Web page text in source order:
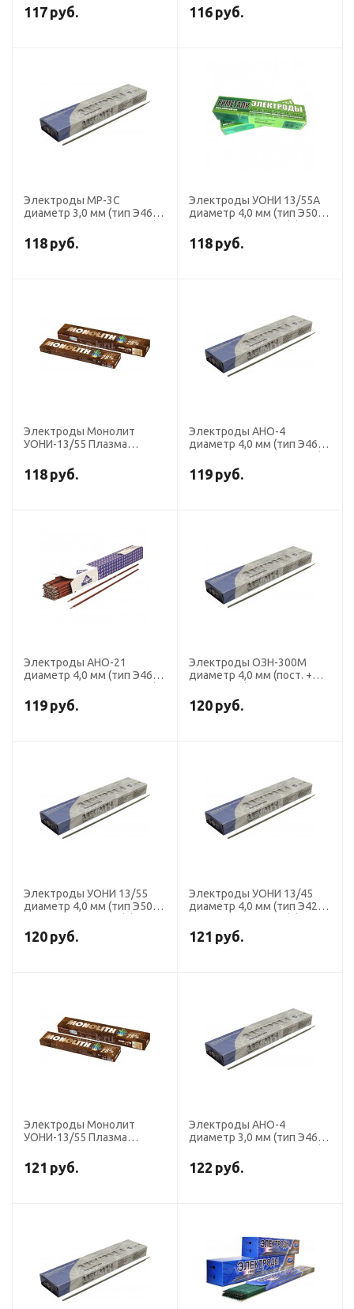
(пачка 1 кг, ЛЭЗ)
117 руб.
+ перем. ток, рутил-
целлюлоз), СпецЭлектрод
116 руб.
Электроды МР-3С
диаметр 3,0 мм (тип Э46,
(пачка 3 кг, Ротекс)
118 руб.
Электроды УОНИ 13/55А
диаметр 4,0 мм (тип Э50А,
5 кг, Риметалк)
118 руб.
Электроды Монолит
УОНИ-13/55 Плазма
кг (Э50А, пост.ток,
основной)
118 руб.
Электроды АНО-4
диаметр 4,0 мм (тип Э46,
(пачка 5 кг, Ротекс), для
ручной сварки
119 руб.
Электроды АНО-21
диаметр 4,0 мм (тип Э46,
(пачка 1 кг, ЛЭЗ), для
ручной сварки
119 руб.
Электроды ОЗН-300М
диаметр 4,0 мм (пост. +
(пачка 5 кг, Ротекс)
120 руб.
Электроды УОНИ 13/55
диаметр 4,0 мм (тип Э50А,
5 кг, Ротекс)
120 руб.
Электроды УОНИ 13/45
диаметр 4,0 мм (тип Э42А,
5 кг, Ротекс)
121 руб.
Электроды Монолит
УОНИ-13/55 Плазма
кг (Э50А, пост.ток,
основной)
121 руб.
Электроды АНО-4
диаметр 3,0 мм (тип Э46,
(пачка 3 кг, Ротекс)
122 руб.